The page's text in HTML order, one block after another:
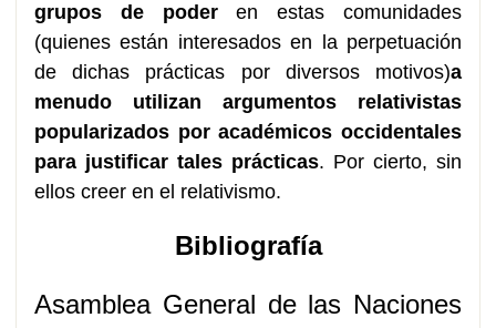
grupos de poderen estas comunidades
(quienes están interesados en la perpetuación
de dichas prácticas por diversos motivos)a
menudo utilizan argumentos relativistas
popularizados por académicos occidentales
para justificar tales prácticas. Por cierto, sin
ellos creer en el relativismo.
Bibliografía
Asamblea General de las Naciones